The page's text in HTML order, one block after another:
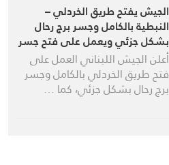
الجيش يفتح طريق الخردلي –
النبطية بالكامل وجسر برج رحال
بشكل جزئي ويعمل على فتح جسر
طيرفلسيه في صور
أعلن الجيش اللبناني العمل على
فتح طريق الخردلي بالكامل وجسر
برج رحال بشكل جزئي، كما …